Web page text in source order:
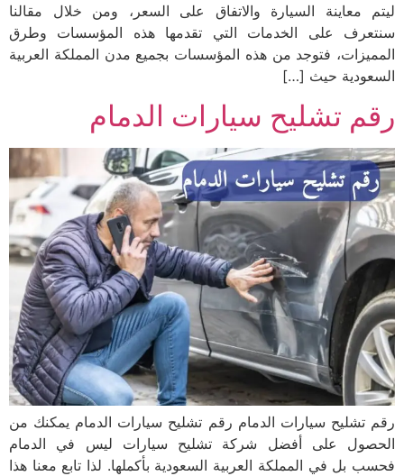
ليتم معاينة السيارة والاتفاق على السعر، ومن خلال مقالنا
سنتعرف على الخدمات التي تقدمها هذه المؤسسات وطرق
المميزات، فتوجد من هذه المؤسسات بجميع مدن المملكة العربية
السعودية حيث […]
رقم تشليح سيارات الدمام
رقم تشليح سيارات الدمام رقم تشليح سيارات الدمام يمكنك من
الحصول على أفضل شركة تشليح سيارات ليس في الدمام
فحسب بل في المملكة العربية السعودية بأكملها. لذا تابع معنا هذا